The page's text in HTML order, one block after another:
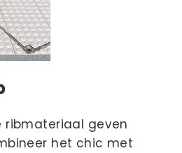
ribmateriaal geven
het chic met